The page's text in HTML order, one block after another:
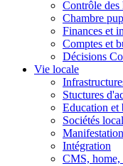
Contrôle des
Chambre
Finances et
Comptes et
Décisions
Vie locale
Stuctures
Education et
Sociétés
Intégration
CMS, home,